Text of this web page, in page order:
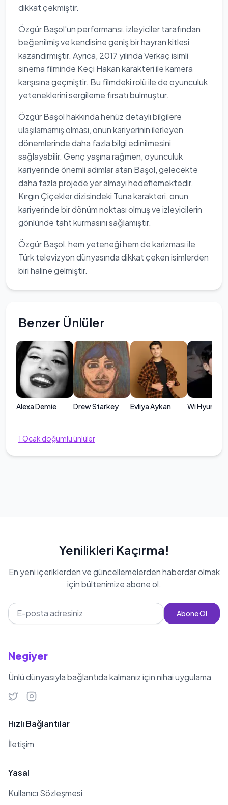
dikkat çekmiştir.
Özgür Başol'un performansı, izleyiciler tarafından
beğenilmiş ve kendisine geniş bir hayran kitlesi
kazandırmıştır. Ayrıca, 2017 yılında Verkaç isimli
sinema filminde Keçi Hakan karakteri ile kamera
karşısına geçmiştir. Bu filmdeki rolü ile de oyunculuk
yeteneklerini sergileme fırsatı bulmuştur.
Özgür Başol hakkında henüz detaylı bilgilere
ulaşılamamış olması, onun kariyerinin ilerleyen
dönemlerinde daha fazla bilgi edinilmesini
sağlayabilir. Genç yaşına rağmen, oyunculuk
kariyerinde önemli adımlar atan Başol, gelecekte
daha fazla projede yer almayı hedeflemektedir.
Kırgın Çiçekler dizisindeki Tuna karakteri, onun
kariyerinde bir dönüm noktası olmuş ve izleyicilerin
gönlünde taht kurmasını sağlamıştır.
Özgür Başol, hem yeteneği hem de karizması ile
Türk televizyon dünyasında dikkat çeken isimlerden
biri haline gelmiştir.
Benzer Ünlüler
Alexa Demie Drew Starkey Evliya Aykan Wi Hyun-yi
1 Ocak doğumlu ünlüler
Yenilikleri Kaçırma!
En yeni içeriklerden ve güncellemelerden haberdar olmak
için bültenimize abone ol.
Abone Ol
Negiyer
Ünlü dünyasıyla bağlantıda kalmanız için nihai uygulama
Hızlı Bağlantılar
İletişim
Yasal
Kullanıcı Sözleşmesi